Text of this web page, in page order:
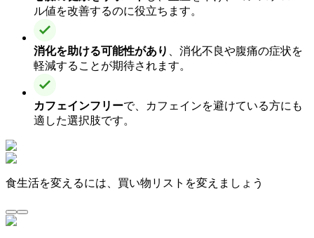
ル値を改善するのに役立ちます。
消化を助ける可能性があり
、消化不良や腹痛の症状を
軽減することが期待されます。
カフェインフリーで、カフェインを避けている方にも
適した選択肢です。
食生活を変えるには、買い物リストを変えましょう